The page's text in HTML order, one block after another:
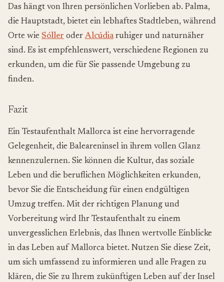
Das hängt von Ihren persönlichen Vorlieben ab. Palma,
die Hauptstadt, bietet ein lebhaftes Stadtleben, während
Orte wie Sóller oder Alcúdiaruhiger und naturnäher
sind. Es ist empfehlenswert, verschiedene Regionen zu
erkunden, um die für Sie passende Umgebung zu
finden.
Fazit
Ein Testaufenthalt Mallorca ist eine hervorragende
Gelegenheit, die Baleareninsel in ihrem vollen Glanz
kennenzulernen. Sie können die Kultur, das soziale
Leben und die beruflichen Möglichkeiten erkunden,
bevor Sie die Entscheidung für einen endgültigen
Umzug treffen. Mit der richtigen Planung und
Vorbereitung wird Ihr Testaufenthalt zu einem
unvergesslichen Erlebnis, das Ihnen wertvolle Einblicke
in das Leben auf Mallorca bietet. Nutzen Sie diese Zeit,
um sich umfassend zu informieren und alle Fragen zu
klären, die Sie zu Ihrem zukünftigen Leben auf der Insel